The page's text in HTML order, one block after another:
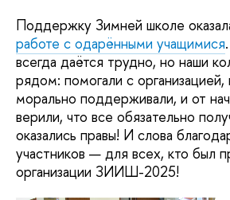
Поддержку Зимней школе
работе с одарёнными учащимися
всегда даётся трудно, но наши
рядом: помогали с организацией,
морально поддерживали, и от
верили, что все обязательно
оказались правы! И слова
участников — для всех, кто был
организации ЗИИШ-2025!